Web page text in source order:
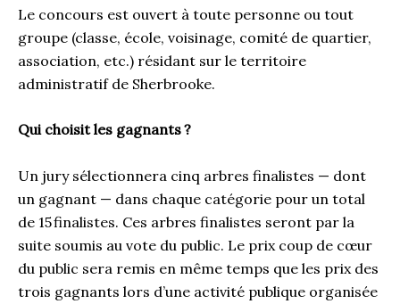
Le concours est ouvert à toute personne ou tout
groupe (classe, école, voisinage, comité de quartier,
association, etc.) résidant sur le territoire
administratif de Sherbrooke.
Qui choisit les gagnants?
Un jury sélectionnera cinq arbres finalistes — dont
un gagnant — dans chaque catégorie pour un total
de 15 finalistes. Ces arbres finalistes seront par la
suite soumis au vote du public. Le prix coup de cœur
du public sera remis en même temps que les prix des
trois gagnants lors d’une activité publique organisée